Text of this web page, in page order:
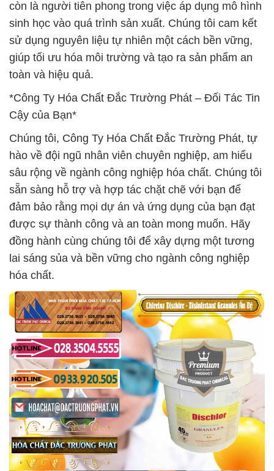
còn là người tiên phong trong việc áp dụng mô hình
sinh học vào quá trình sản xuất. Chúng tôi cam kết
sử dụng nguyên liệu tự nhiên một cách bền vững,
giúp tối ưu hóa môi trường và tạo ra sản phẩm an
toàn và hiệu quả.
*Công Ty Hóa Chất Đắc Trường Phát – Đối Tác Tin
Cậy của Bạn*
Chúng tôi, Công Ty Hóa Chất Đắc Trường Phát, tự
hào về đội ngũ nhân viên chuyên nghiệp, am hiểu
sâu rộng về ngành công nghiệp hóa chất. Chúng tôi
sẵn sàng hỗ trợ và hợp tác chặt chẽ với bạn để
đảm bảo rằng mọi dự án và ứng dụng của bạn đạt
được sự thành công và an toàn mong muốn. Hãy
đồng hành cùng chúng tôi để xây dựng một tương
lai sáng sủa và bền vững cho ngành công nghiệp
hóa chất.